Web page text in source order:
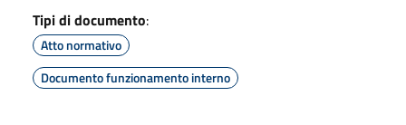
Tipi di documento:
Atto normativo
Documento funzionamento interno